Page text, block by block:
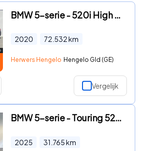
BMW 5-serie - 520i High Exec M - Sport / Elektrische stoelen met geheugenf
2020 72.532km
Herwers Hengelo Hengelo Gld (GE)
Vergelijk
BMW 5-serie - Touring 520i M Sport Pano|HuD|H/K|Memory|Trekhaak
2025 31.765km